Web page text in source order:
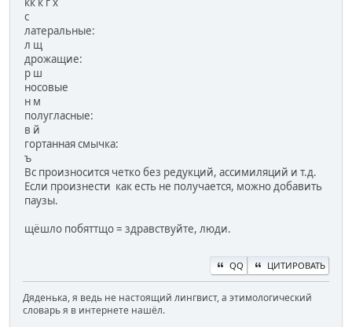
с
латеральные:
л щ
дрожащие:
р ш
носовые
н м
полугласные:
в й
гортанная смычка:
ъ
Вс произносится четко без редукций, ассимиляций и т.д.
Если произнести как есть не получается, можно добавить
паузы.
щёшло побяттщо = здравствуйте, люди.
QQ ЦИТИРОВАТЬ
Дяденька, я ведь не настоящий лингвист, а этимологический
словарь я в интернете нашёл.